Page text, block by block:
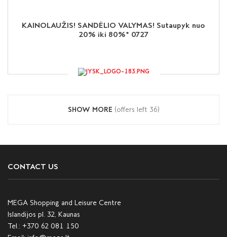
KAINOLAUŽIS! SANDĖLIO VALYMAS! Sutaupyk nuo
20% iki 80%* 0727
SHOW MORE (offers left 36)
CONTACT US
MEGA Shopping and Leisure Centre
Islandijos pl. 32, Kaunas
Tel.: +370 62 081 150